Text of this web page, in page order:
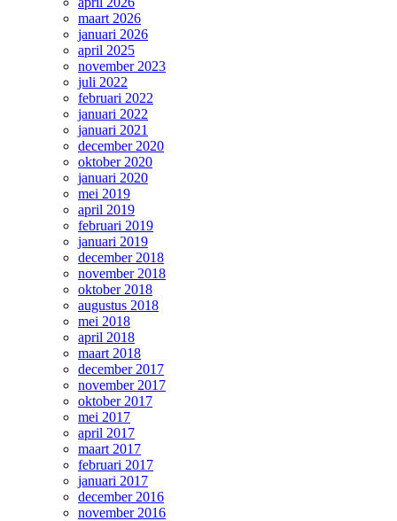
maart 2026
januari 2026
april 2025
november 2023
juli 2022
februari 2022
januari 2022
januari 2021
december 2020
oktober 2020
januari 2020
mei 2019
april 2019
februari 2019
januari 2019
december 2018
november 2018
oktober 2018
augustus 2018
mei 2018
april 2018
maart 2018
december 2017
november 2017
oktober 2017
mei 2017
april 2017
maart 2017
februari 2017
januari 2017
december 2016
november 2016